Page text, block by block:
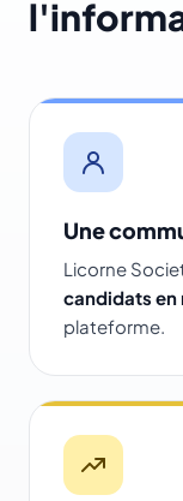
Une
Licorne
candidats en
plateforme.